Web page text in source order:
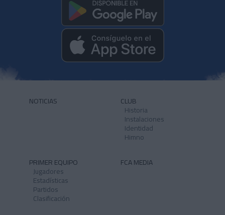
NOTICIAS CLUB
Historia
Instalaciones
Identidad
Himno
PRIMER EQUIPO
Jugadores
Estadísticas
Partidos
Clasificación
FCA MEDIA